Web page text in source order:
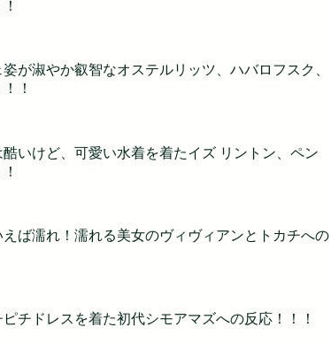
が淑やか叡智なオステルリッツ、ハバロフスク、
！
酷いけど、可愛い水着を着たイズ リントン、ペン
えば濡れ！濡れる美女のヴィヴィアンとトカチへの
ピチドレスを着た初代シモアマズへの反応！！！